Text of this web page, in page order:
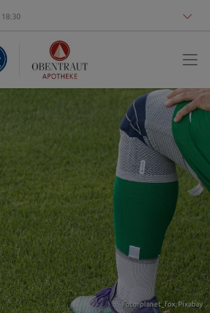
Foto: planet_fox,Pixabay